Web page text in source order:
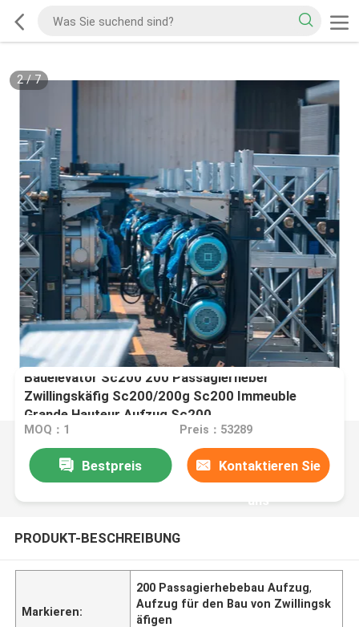
2/7
Bauelevator Sc200 200 Passagierheber
Zwillingskäfig Sc200/200g Sc200 Immeuble
Grande Hauteur Aufzug Sc200
MOQ：1 Preis：53289
Bestpreis Kontaktieren Sie
uns
PRODUKT-BESCHREIBUNG
Markieren:
200 Passagierhebebau Aufzug,
Aufzug für den Bau von Zwillingsk
äfigen